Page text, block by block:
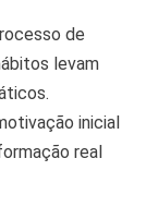
de
levam
inicial
real